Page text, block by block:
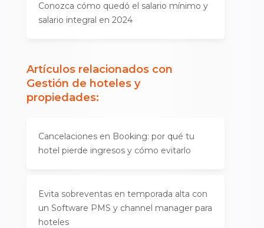
Conozca cómo quedó el salario mínimo y
salario integral en 2024
Artículos relacionados con
Gestión de hoteles y
propiedades:
Cancelaciones en Booking: por qué tu
hotel pierde ingresos y cómo evitarlo
Evita sobreventas en temporada alta con
un Software PMS y channel manager para
hoteles